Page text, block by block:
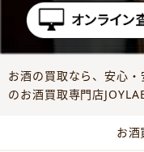
お酒の買取なら、安心
のお酒買取専門店
お酒